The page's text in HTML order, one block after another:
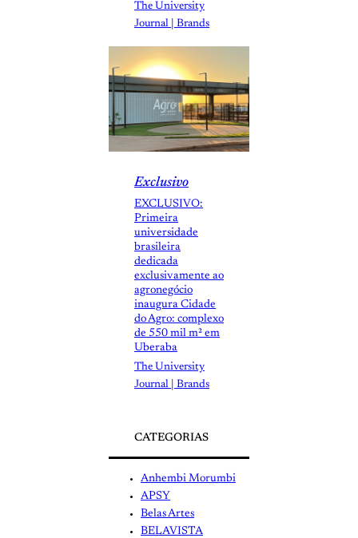
The University
Journal | Brands
Exclusivo
EXCLUSIVO:
Primeira
universidade
brasileira
dedicada
exclusivamente ao
agronegócio
inaugura Cidade
do Agro: complexo
de 550 mil m² em
Uberaba
The University
Journal | Brands
CATEGORIAS
Anhembi Morumbi
APSY
Belas Artes
BELAVISTA